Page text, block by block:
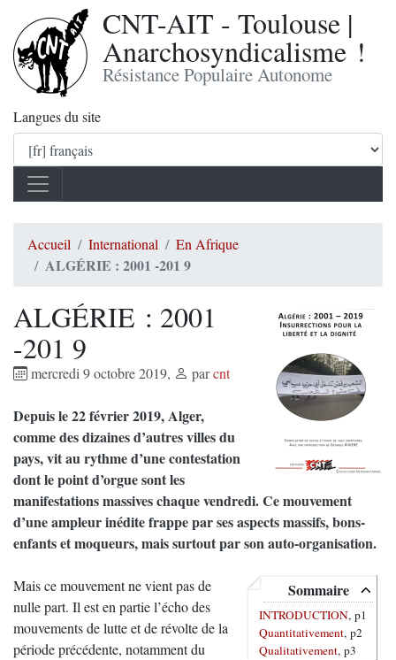
CNT-AIT - Toulouse |
Anarchosyndicalisme !
Résistance Populaire Autonome
Langues du site
Accueil International En Afrique
ALGÉRIE : 2001 -201 9
ALGÉRIE : 2001
-201 9
mercredi 9 octobre 2019, parcnt
Depuis le 22 février 2019, Alger,
comme des dizaines d’autres villes du
pays, vit au rythme d’une contestation
dont le point d’orgue sont les
manifestations massives chaque vendredi. Ce mouvement
d’une ampleur inédite frappe par ses aspects massifs, bons-
enfants et moqueurs, mais surtout par son auto-organisation.
Sommaire
INTRODUCTION, p1
Quantitativement, p2
Qualitativement, p3
Mais ce mouvement ne vient pas de
nulle part. Il est en partie l’écho des
mouvements de lutte et de révolte de la
période précédente, notamment du